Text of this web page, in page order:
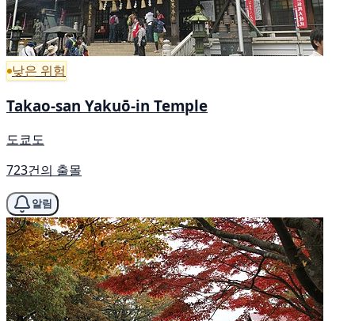
낮은 위험
Takao-san Yakuō-in Temple
도쿄도
723건의 출몰
알림